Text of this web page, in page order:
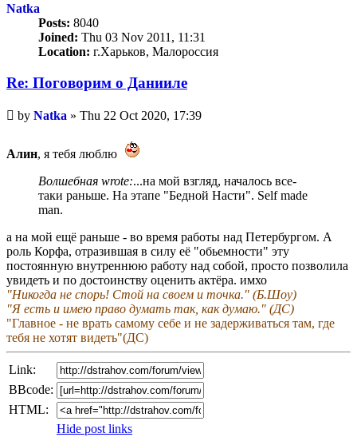
Natka
Posts: 8040
Joined: Thu 03 Nov 2011, 11:31
Location: г.Харьков, Малороссия
Re: Поговорим o Данииле
Unread
post
by Natka » Thu 22 Oct 2020, 17:39
Aлин, я тебя люблю
Волшебная wrote:...на мой взгляд, началось все-
таки раньше. На этапе "Бедной Насти". Self made
man.
а на мой ещё раньше - во время работы над Петербургом. А
роль Корфа, отразившая в силу её "обьемности" эту
постоянную внутреннюю работу над собой, просто позволила
увидеть и по достоинству оценить актёра. имхо
"Никогда не спорь! Стой на своем и точка." (Б.Шоу)
"Я есть и имею право думать так, как думаю." (ДС)
"Главное - не врать самому себе и не задерживаться там, где
тебя не хотят видеть"(ДС)
Link:
BBcode:
HTML:
Hide post links